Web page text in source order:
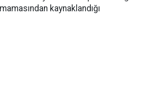
kaynaklandığı